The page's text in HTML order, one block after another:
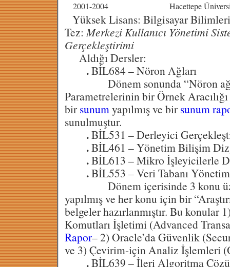
2001-2004 Hacettepe
Yüksek Lisans: Bilgisayar
Tez:Merkezi Kullanıcı Yönetimi
Gerçekleştirimi
Aldığı Dersler:
.BİL684 – Nöron Ağları
Dönem sonunda “Nöron
Parametrelerinin bir Örnek
bir sunumyapılmış ve bir sunum
sunulmuştur.
.BİL531 – Derleyici
.BİL461 – Yönetim Bilişim
.BİL613 – Mikro İşleyicilerle
.BİL553 – Veri Tabanı
Dönem içerisinde 3 konu
yapılmış ve her konu için bir
belgeler hazırlanmıştır. Bu konular
Komutları İşletimi (Advanced
Rapor– 2) Oracle’da Güvenlik
ve 3) Çevirim-için Analiz İşlemleri
.BİL639 – İleri Algoritma